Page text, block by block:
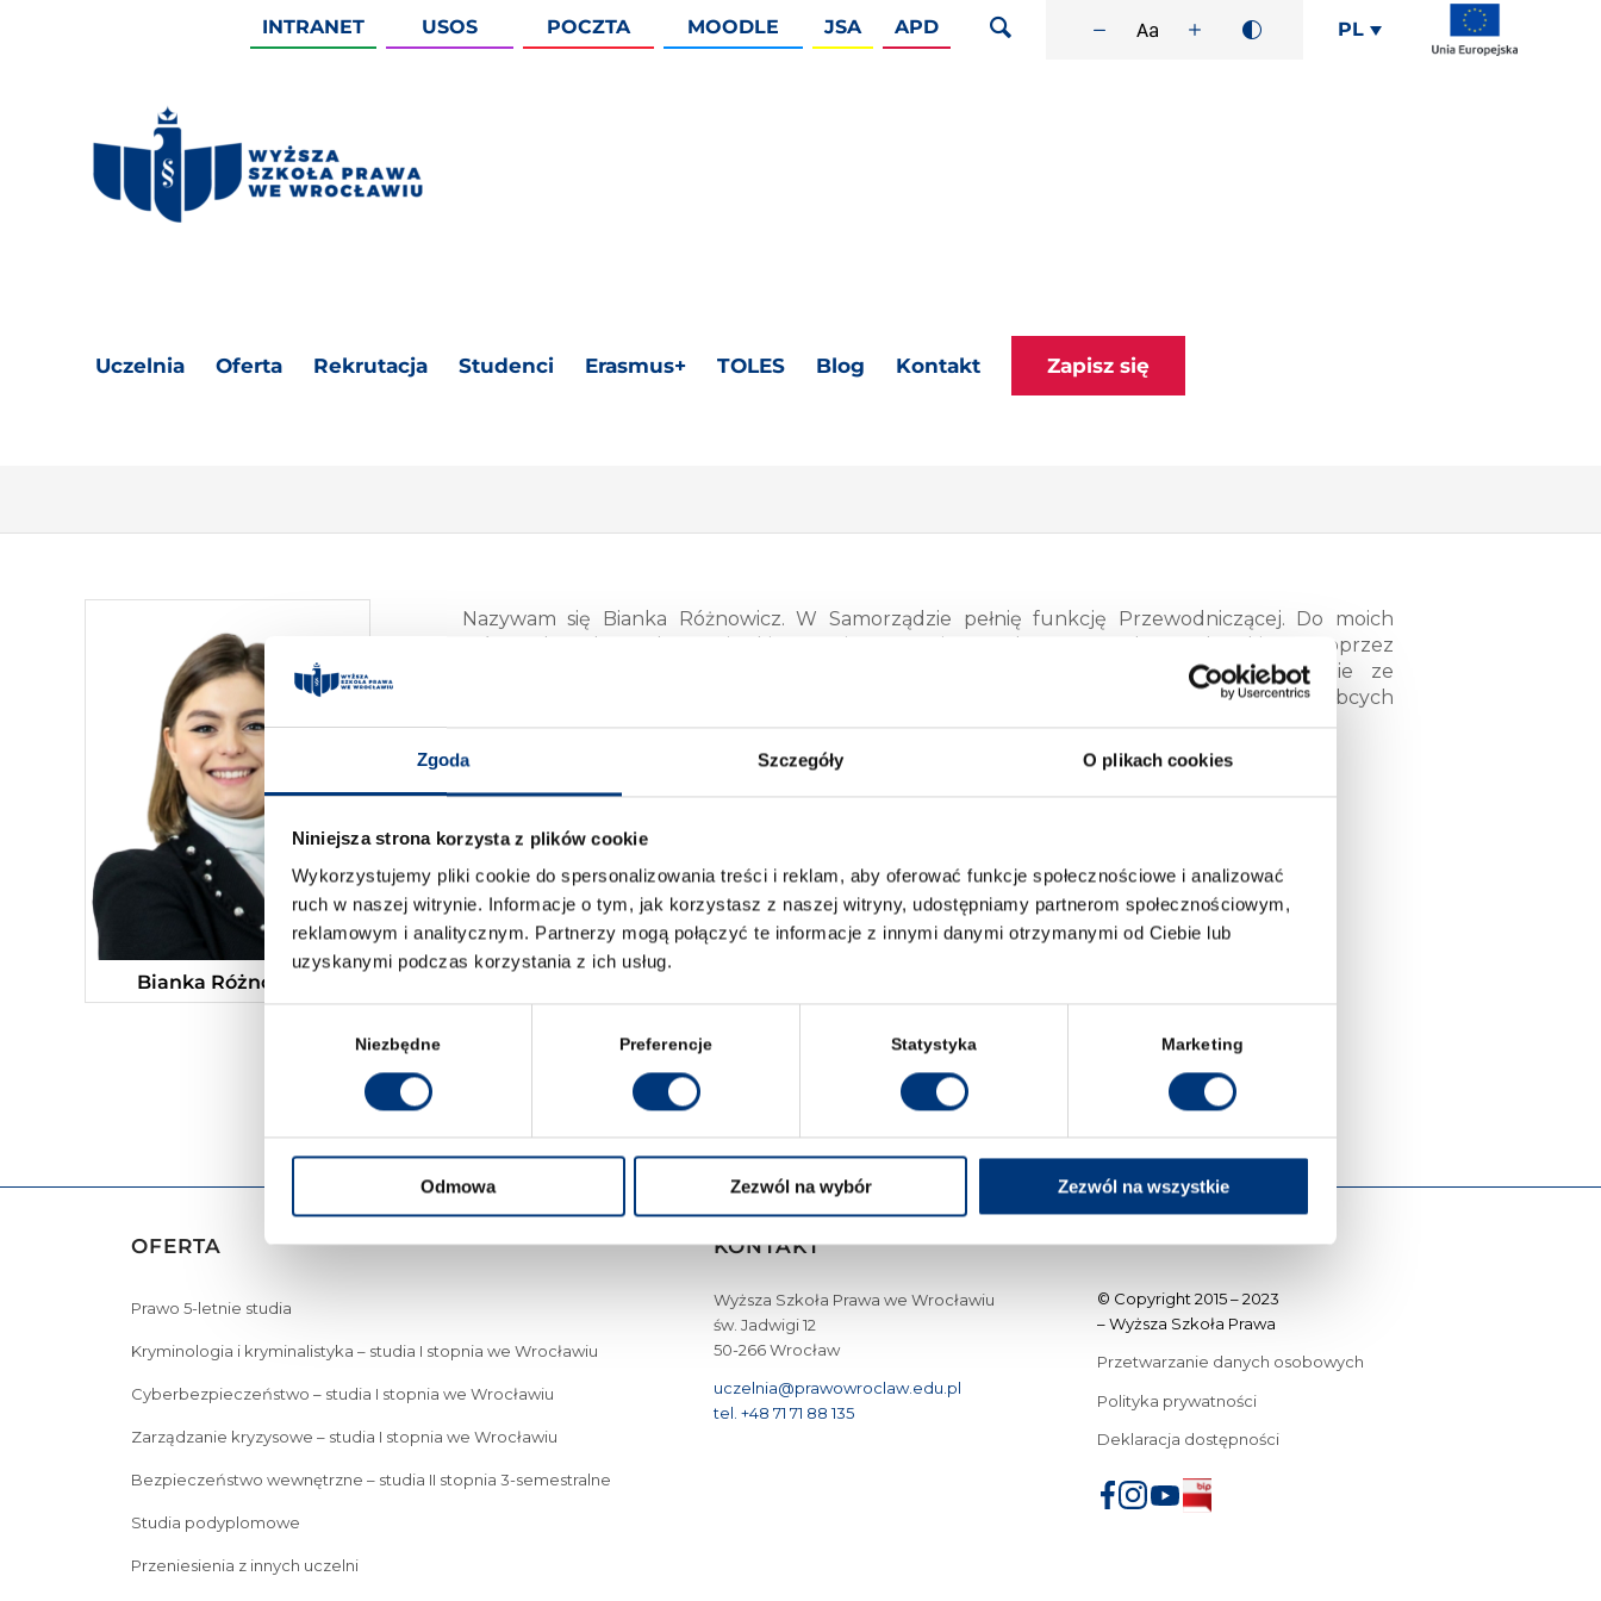
Zgoda Szczegóły O plikach cookies
Niniejsza strona korzysta z plików cookie
Wykorzystujemy pliki cookie do spersonalizowania treści i reklam, aby oferować funkcje społecznościowe i analizować
ruch w naszej witrynie. Informacje o tym, jak korzystasz z naszej witryny, udostępniamy partnerom społecznościowym,
reklamowym i analitycznym. Partnerzy mogą połączyć te informacje z innymi danymi otrzymanymi od Ciebie lub
uzyskanymi podczas korzystania z ich usług.
Niezbędne Preferencje Statystyka Marketing
Odmowa Zezwól na wybór Zezwól na wszystkie
INTRANET USOS POCZTA MOODLE JSA APD PL
Uczelnia Oferta Rekrutacja Studenci Erasmus+ TOLES Blog Kontakt Zapisz się
Bianka Różnowicz
Nazywam się Bianka Różnowicz. W Samorządzie pełnię funkcję Przewodniczącej. Do moich
głównych zadań należy m.in. kierowanie pracami Zarządu Samorządu Studenckiego.
Poprzez
swoją działalność, chciałabym dumnie reprezentować naszą Uczelnię oraz wspólnie ze
Studentami osiągnąć coś wielkiego. Interesuję się prawem niemieckim, nauką języków obcych
oraz sportem. Jestem zawsze pozytywnie nastawiona i chętnie pomagam innym.
Moje motto to: „Bądź sobą; wszyscy inni są już zajęci”.
POWRÓT DO SAMORZĄDU
OFERTA
Prawo 5-letnie studia
Kryminologia i kryminalistyka – studia I stopnia we Wrocławiu
Cyberbezpieczeństwo – studia I stopnia we Wrocławiu
Zarządzanie kryzysowe – studia I stopnia we Wrocławiu
Bezpieczeństwo wewnętrzne – studia II stopnia 3-semestralne
Studia podyplomowe
Przeniesienia z innych uczelni
KONTAKT
Wyższa Szkoła Prawa we Wrocławiu
św. Jadwigi 12
50-266 Wrocław
uczelnia@prawowroclaw.edu.pl
tel. +48 71 71 88 135
© Copyright 2015 – 2023
– Wyższa Szkoła Prawa
Przetwarzanie danych osobowych
Polityka prywatności
Deklaracja dostępności